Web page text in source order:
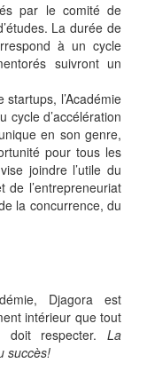
par le comité de
La durée de
à un cycle
suivront un
l’Académie
cycle d’accélération
en son genre,
pour tous les
joindre l’utile du
l’entrepreneuriat
la concurrence, du
Djagora est
intérieur que tout
doit respecter. La
succès!